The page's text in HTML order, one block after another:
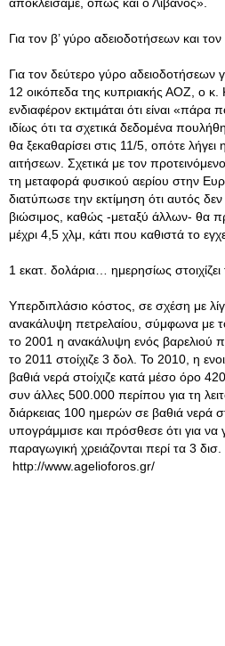
Για τον β’ γύρο αδειοδοτήσεων και
Για τον δεύτερο γύρο αδειοδοτήσεων
12 οικόπεδα της κυπριακής ΑΟΖ, ο κ.
ενδιαφέρον εκτιμάται ότι είναι
ιδίως ότι τα σχετικά δεδομένα
θα ξεκαθαρίσει στις 11/5, οπότε
αιτήσεων. Σχετικά με τον
τη μεταφορά φυσικού αερίου στην
διατύπωσε την εκτίμηση ότι αυτός δεν
βιώσιμος, καθώς -μεταξύ άλλων- θα
μέχρι 4,5 χλμ, κάτι που καθιστά το
1 εκατ. δολάρια… ημερησίως
Υπερδιπλάσιο κόστος, σε σχέση με
ανακάλυψη πετρελαίου, σύμφωνα με
το 2001 η ανακάλυψη ενός βαρελιού
το 2011 στοίχιζε 3 δολ. Το 2010, η
βαθιά νερά στοίχιζε κατά μέσο όρο
συν άλλες 500.000 περίπου για τη
διάρκειας 100 ημερών σε βαθιά νερά
υπογράμμισε και πρόσθεσε ότι για να
παραγωγική χρειάζονται περί τα 3
http://www.agelioforos.gr/